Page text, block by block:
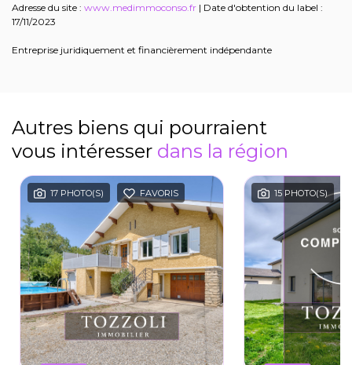
Adresse du site : www.medimmoconso.fr | Date d'obtention du label :
17/11/2023
Entreprise juridiquement et financièrement indépendante
Autres biens qui pourraient
vous intéresser dans la région
17 PHOTO(S) FAVORIS 15 PHOTO(S)